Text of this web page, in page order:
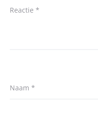
Reactie *
Naam *